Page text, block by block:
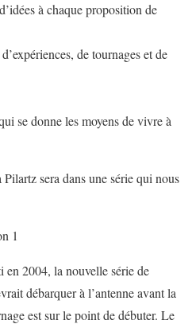
à chaque proposition de
de tournages et de
se donne les moyens de vivre à
sera dans une série qui nous
1
2004, la nouvelle série de
débarquer à l’antenne avant la
est sur le point de débuter. Le